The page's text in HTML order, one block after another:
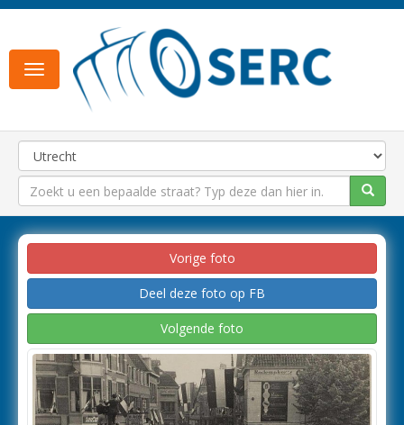
Toggle
navigation
Vorige foto
Deel deze foto op FB
Volgende foto